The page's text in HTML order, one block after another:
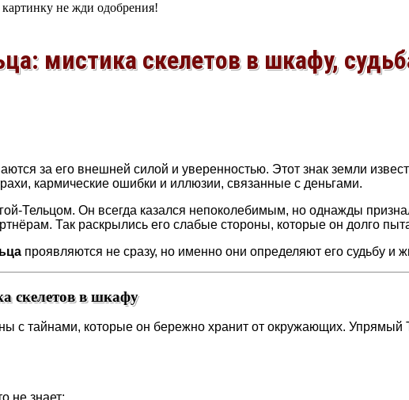
не жди одобрения!
мистика скелетов в шкафу,
за его внешней силой и уверенностью. Этот знак земли
кармические ошибки и иллюзии, связанные с деньгами.
Тельцом. Он всегда казался непоколебимым, но однажды
Так раскрылись его слабые стороны, которые он долго
проявляются не сразу, но именно они определяют его судьбу и
скелетов в шкафу
с тайнами, которые он бережно хранит от окружающих. Упрямый